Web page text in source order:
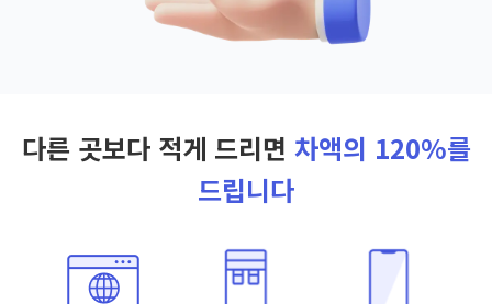
다른 곳보다 적게 드리면 차액의 120%를
드립니다